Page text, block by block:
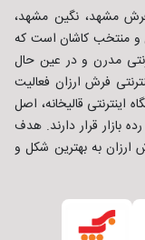
فرش مشهد، نگین مشهد،
و منتخب کاشان است که
مدرن و در عین حال
فرش ارزان فعالیت
قالیخانه، اصل
رده بازار قرار دارند. هدف
ارزان به بهترین شکل و